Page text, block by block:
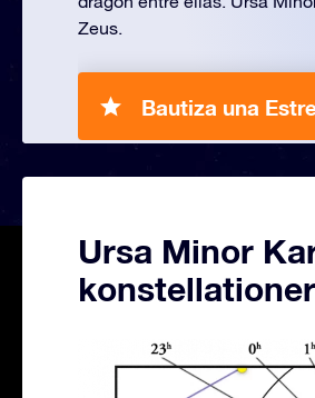
Zeus.
Bautiza una
Ursa Minor